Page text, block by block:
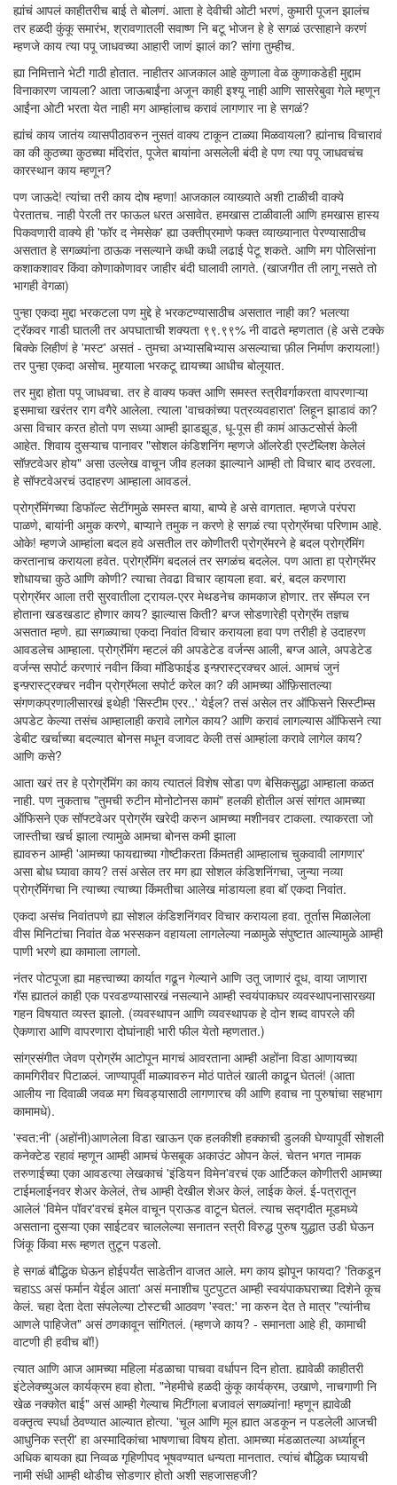
ह्यांचं आपलं काहीतरीच बाई ते बोलणं. आता हे देवीची ओटी भरणं, कुमारी पूजन झालंच
तर हळदी कुंकू समारंभ, श्रावणातली सवाष्ण नि बटू भोजन हे हे सगळं उत्साहाने करणं
म्हणजे काय त्या पपू जाधवच्या आहारी जाणं झालं का? सांगा तुम्हीच.
ह्या निमित्ताने भेटी गाठी होतात. नाहीतर आजकाल आहे कुणाला वेळ कुणाकडेही मुद्दाम
विनाकारण जायला? आता जाऊबाईंना अजून काही इश्यू नाही आणि सासरेबुवा गेले म्हणून
आईंना ओटी भरता येत नाही मग आम्हांलाच करावं लागणार ना हे सगळं?
ह्यांचं काय जातंय व्यासपीठावरुन नुसतं वाक्य टाकून टाळ्या मिळवायला? ह्यांनाच विचारावं
का की कुठच्या कुठच्या मंदिरांत, पूजेत बायांना असलेली बंदी हे पण त्या पपू जाधवचंच
कारस्थान काय म्हणून?
पण जाऊदे! त्यांचा तरी काय दोष म्हणा! आजकाल व्याख्याते अशी टाळीची वाक्ये
पेरतातच. नाही पेरली तर फाऊल धरत असावेत. हमखास टाळीवाली आणि हमखास हास्य
पिकवणारी वाक्ये ही 'फॉर द नेमसेक' ह्या उक्तीप्रमाणे फक्त व्याख्यानात पेरण्यासाठीच
असतात हे सगळ्यांना ठाऊक नसल्याने कधी कधी लढाई पेटू शकते. आणि मग पोलिसांना
कशाकशावर किंवा कोणाकोणावर जाहीर बंदी घालावी लागते. (खाजगीत ती लागू नसते तो
भागही वेगळा)
पुन्हा एकदा मुद्दा भरकटला पण मुद्दे हे भरकटण्यासाठीच असतात नाही का? भलत्या
ट्रॅकवर गाडी घातली तर अपघाताची शक्यता ९९.९९% नी वाढते म्हणतात (हे असे टक्के
बिक्के लिहीणं हे 'मस्ट' असतं - तुमचा अभ्यासबिभ्यास असल्याचा फ़ील निर्माण करायला!)
तर पुन्हा एकदा असोच. मुद्द्याला भरकटू द्यायच्या आधीच बोलूयात.
तर मुद्दा होता पपू जाधवचा. तर हे वाक्य फक्त आणि समस्त स्त्रीवर्गाकरता वापरणाऱ्या
इसमाचा खरंतर राग वगैरे आलेला. त्याला 'वाचकांच्या पत्रव्यवहारात' लिहून झाडावं का?
असा विचार करत होतो पण सध्या आम्ही झाडझूड, धू-पूस ही कामं आऊटसोर्स केली
आहेत. शिवाय दुसऱ्याच पानावर "सोशल कंडिशनिंग म्हणजे ऑलरेडी एस्टॅब्लिश केलेलं
सॉफ़्टवेअर होय" असा उल्लेख वाचून जीव हलका झाल्याने आम्ही तो विचार बाद ठरवला.
हे सॉफ्टवेअरचं उदाहरण आम्हाला आवडलं.
प्रोग्रॅमिंगच्या डिफॉल्ट सेटींगमुळे समस्त बाया, बाप्ये हे असे वागतात. म्हणजे परंपरा
पाळणे, बायांनी अमुक करणे, बाप्याने तमुक न करणे हे सगळं त्या प्रोग्रॅमचा परिणाम आहे.
ओके! म्हणजे आम्हांला बदल हवे असतील तर कोणीतरी प्रोग्रॅमरने हे बदल प्रोग्रॅमिंग
करतानाच करायला हवेत. प्रोग्रॅमिंग बदललं तर सगळंच बदलेल. पण आता हा प्रोग्रॅमर
शोधायचा कुठे आणि कोणी? त्याचा तेवढा विचार व्हायला हवा. बरं, बदल करणारा
प्रोग्रॅमर आला तरी सुरवातीला ट्रायल-एरर मेथडनेच कामकाज होणार. तर सॅम्पल रन
होताना खडखडाट होणार काय? झाल्यास किती? बग्ज सोडणारेही प्रोग्रॅम तज्ञच
असतात म्हणे. ह्या सगळ्याचा एकदा निवांत विचार करायला हवा पण तरीही हे उदाहरण
आवडलेच आम्हाला. प्रोग्रॅमिंग म्हटलं की अपडेटेड वर्जन्स आली, बग्ज आले, अपडेटेड
वर्जन्स सपोर्ट करणारं नवीन किंवा मॉडिफाईड इन्फ़्रास्ट्रक्चर आलं. आमचं जुनं
इन्फ़्रास्ट्रक्चर नवीन प्रोग्रॅमला सपोर्ट करेल का? की आमच्या ऑफ़िसातल्या
संगणकप्रणालीसारखं इथेही 'सिस्टीम एरर..' येईल? तसं असेल तर ऑफिसने सिस्टीम्स
अपडेट केल्या तसंच आम्हालाही करावे लागेल काय? आणि करावं लागल्यास ऑफिसने त्या
डेबीट खर्चाच्या बदल्यात बोनस मधून वजावट केली तसं आम्हांला करावे लागेल काय?
आणि कसे?
आता खरं तर हे प्रोग्रॅमिंग का काय त्यातलं विशेष सोडा पण बेसिकसुद्धा आम्हाला कळत
नाही. पण नुकताच "तुमची रुटीन मोनोटोनस कामं" हलकी होतील असं सांगत आमच्या
ऑफिसने एक सॉफ्टवेअर प्रोग्रॅम खरेदी करुन आमच्या मशीनवर टाकला. त्याकरता जो
जास्तीचा खर्च झाला त्यामुळे आमचा बोनस कमी झाला
ह्यावरुन आम्ही 'आमच्या फायद्याच्या गोष्टीकरता किंमतही आम्हालाच चुकवावी लागणार'
असा बोध घ्यावा काय? तसं असेल तर मग ह्या सोशल कंडिशनिंगचा, जुन्या नव्या
प्रोग्रॅमिंगचा नि त्याच्या त्याच्या किंमतीचा आलेख मांडायला हवा बॉ एकदा निवांत.
एकदा असंच निवांतपणे ह्या सोशल कंडिशनिंगवर विचार करायला हवा. तूर्तास मिळालेला
वीस मिनिटांचा निवांत वेळ भस्सकन वहायला लागलेल्या नळामुळे संपुष्टात आल्यामुळे आम्ही
पाणी भरणे ह्या कामाला लागलो.
नंतर पोटपूजा ह्या महत्त्वाच्या कार्यात गढून गेल्याने आणि उतू जाणारं दूध, वाया जाणारा
गॅस ह्यातलं काही एक परवडण्यासारखं नसल्याने आम्ही स्वयंपाकघर व्यवस्थापनासारख्या
गहन विषयात व्यस्त झालो. (व्यवस्थापन आणि व्यवस्थापक हे दोन शब्द वापरले की
ऐकणारा आणि वापरणारा दोघांनाही भारी फील येतो म्हणतात.)
सांग्रसंगीत जेवण प्रोग्रॅम आटोपून मागचं आवरताना आम्ही अहोंना विडा आणायच्या
कामगिरीवर पिटाळलं. जाण्यापूर्वी माळ्यावरुन मोठं पातेलं खाली काढून घेतलं! (आता
आलीय ना दिवाळी जवळ मग चिवड्यासाठी लागणारच की आणि हवाच ना पुरुषांचा सहभाग
कामामधे).
'स्वत:नी' (अहोंनी)आणलेला विडा खाऊन एक हलकीशी हक्काची डुलकी घेण्यापूर्वी सोशली
कनेक्टेड रहावं म्हणून आम्ही आमचं फेसबूक अकाउंट ओपन केलं. चेतन भगत नामक
तरुणाईच्या एका आवडत्या लेखकाचं 'इंडियन विमेन'वरचं एक आर्टिकल कोणीतरी आमच्या
टाईमलाईनवर शेअर केलेलं, तेच आम्ही देखील शेअर केलं, लाईक केलं. ई-पत्रातून
आलेलं 'विमेन पॉवर'वरचं इमेल वाचून प्राऊड वाटून घेतलं. त्याच सद्गदीत मूडमध्ये
असताना दुसऱ्या एका साईटवर चाललेल्या सनातन स्त्री विरुद्ध पुरुष युद्धात उडी घेऊन
जिंकू किंवा मरू म्हणत तुटून पडलो.
हे सगळं बौद्धिक घेऊन होईपर्यंत साडेतीन वाजत आले. मग काय झोपून फायदा? 'तिकडून
चहाऽऽ असं फर्मान येईल आता' असं मनाशीच पुटपुटत आम्ही स्वयंपाकघराच्या दिशेने कूच
केलं. चहा देता देता संपलेल्या टोस्टची आठवण 'स्वत:' ना करुन देत ते मात्र "त्यांनीच
आणले पाहिजेत" असं ठणकावून सांगितलं. (म्हणजे काय? - समानता आहे ही, कामाची
वाटणी ही हवीच बॉ!)
त्यात आणि आज आमच्या महिला मंडळाचा पाचवा वर्धापन दिन होता. ह्यावेळी काहीतरी
इंटेलेक्च्युअल कार्यक्रम हवा होता. "नेहमीचे हळदी कुंकू कार्यक्रम, उखाणे, नाचगाणी नि
खेळ नक्कोत बाई" असं आम्ही गेल्याच मिटींगला बजावलं सगळ्यांना! म्हणून ह्यावेळी
वक्तृत्व स्पर्धा ठेवण्यात आल्यात होत्या. 'चूल आणि मूल ह्यात अडकून न पडलेली आजची
आधुनिक स्त्री' हा अस्मादिकांचा भाषणाचा विषय होता. आमच्या मंडळातल्या अर्ध्याहून
अधिक बायका ह्या निव्वळ गृहिणीपद भूषवण्यात धन्यता मानतात. त्यांचं बौद्धिक घ्यायची
नामी संधी आम्ही थोडीच सोडणार होतो अशी सहजासहजी?